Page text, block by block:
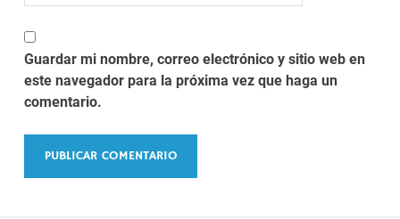
Guardar mi nombre, correo electrónico y sitio web en
este navegador para la próxima vez que haga un
comentario.